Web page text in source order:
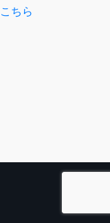
こちら